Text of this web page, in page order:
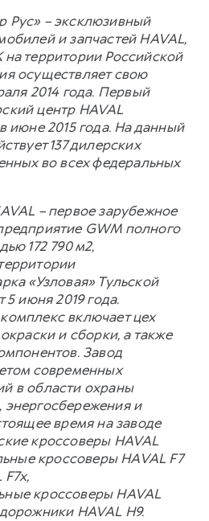
– эксклюзивный
и запчастей HAVAL,
на территории Российской
осуществляет свою
2014 года. Первый
центр HAVAL
июне 2015 года. На данный
137 дилерских
во всех федеральных
– первое зарубежное
GWM полного
172 790 м2,
«Узловая» Тульской
июня 2019 года.
включает цех
и сборки, а также
Завод
современных
в области охраны
и
время на заводе
кроссоверы HAVAL
кроссоверы HAVAL F7
кроссоверы HAVAL
HAVAL H9.